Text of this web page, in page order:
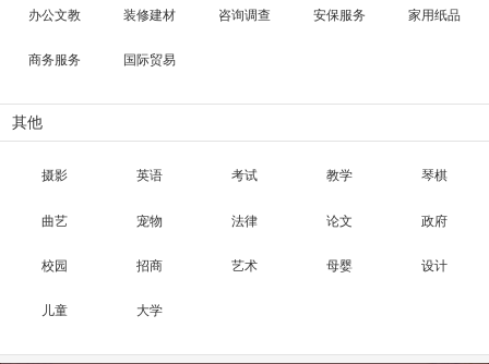
办公文教 装修建材 咨询调查 安保服务 家用纸品
商务服务 国际贸易
其他
摄影 英语 考试 教学 琴棋
曲艺 宠物 法律 论文 政府
校园 招商 艺术 母婴 设计
儿童 大学